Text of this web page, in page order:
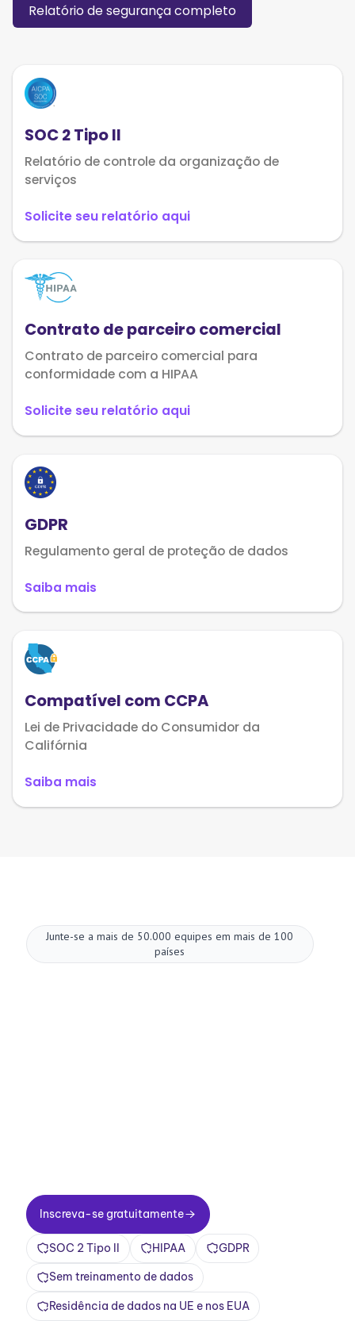
Relatório de segurança completo
SOC 2 Tipo II
Relatório de controle da organização de
serviços
Solicite seu relatório aqui
Contrato de parceiro comercial
Contrato de parceiro comercial para
conformidade com a HIPAA
Solicite seu relatório aqui
GDPR
Regulamento geral de proteção de dados
Saiba mais
Compatível com CCPA
Lei de Privacidade do Consumidor da
Califórnia
Saiba mais
Junte-se a mais de 50.000 equipes em mais de 100
países
Inscreva-se gratuitamente
Inscreva-se gratuitamente
SOC 2 Tipo II HIPAA GDPR
Sem treinamento de dados
Residência de dados na UE e nos EUA